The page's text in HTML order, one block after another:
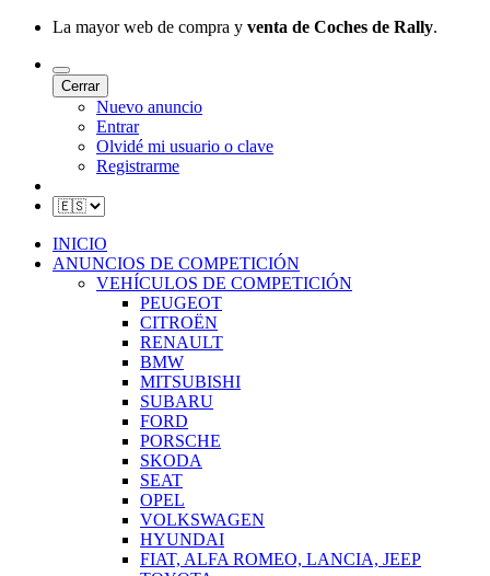
La mayor web de compra y venta de Coches de Rally.
Cerrar
Nuevo anuncio
Entrar
Olvidé mi usuario o clave
Registrarme
INICIO
ANUNCIOS DE COMPETICIÓN
VEHÍCULOS DE COMPETICIÓN
PEUGEOT
CITROËN
RENAULT
BMW
MITSUBISHI
SUBARU
FORD
PORSCHE
SKODA
SEAT
OPEL
VOLKSWAGEN
HYUNDAI
FIAT, ALFA ROMEO, LANCIA, JEEP